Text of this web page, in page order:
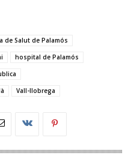
de Salut de Palamós
hospital de Palamós
Vall-llobrega